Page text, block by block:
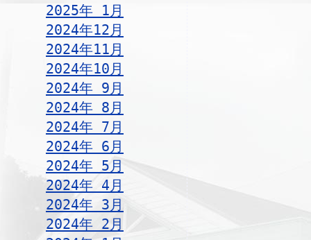
2025年 1月
2024年12月
2024年11月
2024年10月
2024年 9月
2024年 8月
2024年 7月
2024年 6月
2024年 5月
2024年 4月
2024年 3月
2024年 2月